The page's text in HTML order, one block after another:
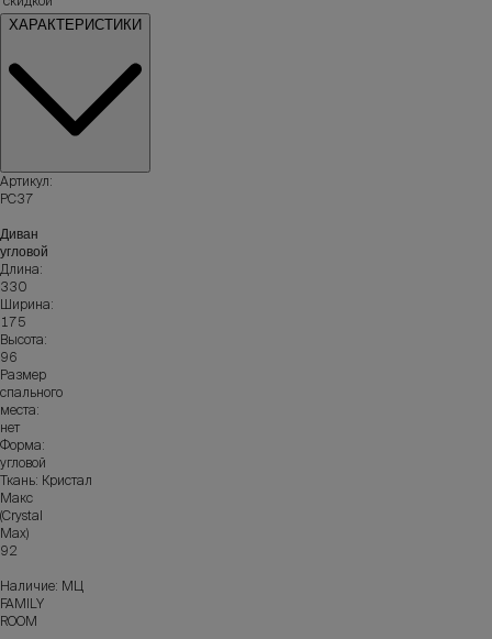
ХАРАКТЕРИСТИКИ
Артикул:
РС37
Диван
угловой
Длина:
330
Ширина:
175
Высота:
96
Размер
спального
места:
нет
Форма:
угловой
Ткань: Кристал
Макс
(Crystal
Max)
92
Наличие: МЦ
FAMILY
ROOM